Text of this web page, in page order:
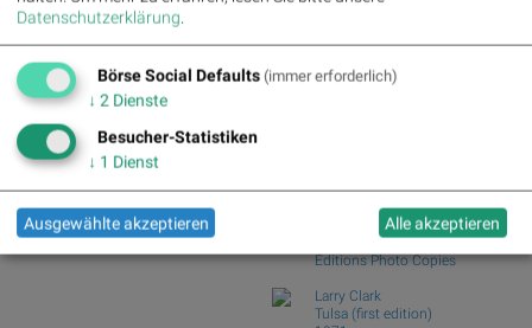
Fresenius : 1.71%» Details
Hochtief : -0.71%» Details
Rheinmetall : -0.85% » Details
Siemens : -5.11%» Details
Siemens Energy : -1.19%
Details
Scout24 : -6.12%» Details
Wienerberger und...
Harry Gruyaert
Lumières blanches
Éditions Photo Copies
Larry Clark
Tulsa (first edition)
Datenschutzerklärung.
Börse Social Defaults (immer erforderlich)
↓ 2 Dienste
Besucher-Statistiken
↓ 1 Dienst
Ausgewählte akzeptieren Alle akzeptieren